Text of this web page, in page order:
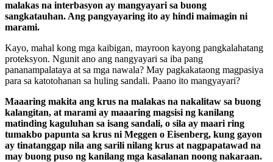
malakas na interbasyon ay mangyayari sa buong
sangkatauhan. Ang pangyayaring ito ay hindi maimagin ni
marami.
Kayo, mahal kong mga kaibigan, mayroon kayong pangkalahatang
proteksyon. Ngunit ano ang nangyayari sa iba pang
pananampalataya at sa mga nawala? May pagkakataong magpasiya
para sa katotohanan sa huling sandali. Paano ito mangyayari?
Maaaring makita ang krus na malakas na nakalitaw sa buong
kalangitan, at marami ay maaaring magsisi ng kanilang
matinding kaguluhan sa isang sandali, o sila ay maari ring
tumakbo papunta sa krus ni Meggen o Eisenberg, kung gayon
ay tinatanggap nila ang sarili nilang krus at nagpapatawad na
may buong puso ng kanilang mga kasalanan noong nakaraan.